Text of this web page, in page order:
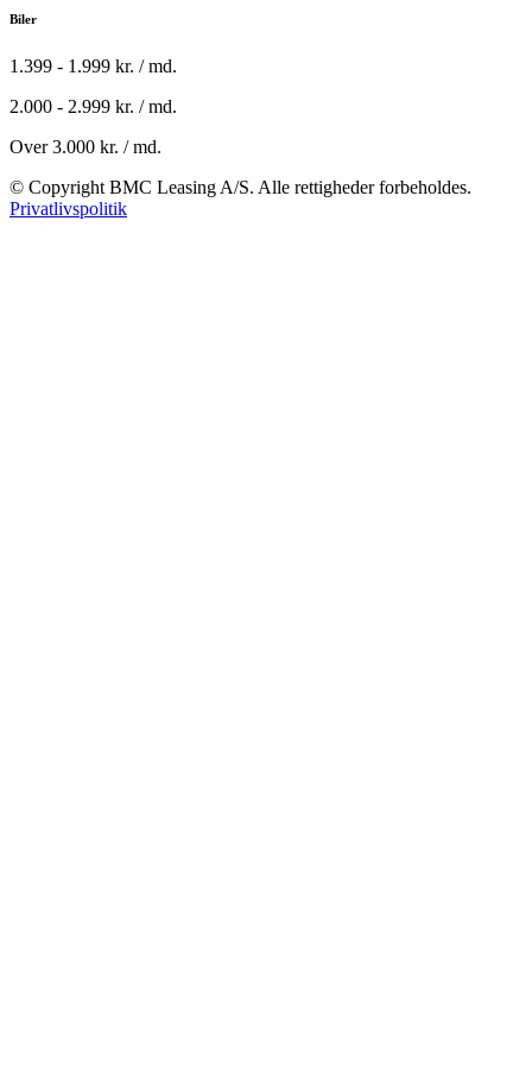
Biler
1.399 - 1.999 kr. / md.
2.000 - 2.999 kr. / md.
Over 3.000 kr. / md.
© Copyright BMC Leasing A/S. Alle rettigheder forbeholdes.
Privatlivspolitik